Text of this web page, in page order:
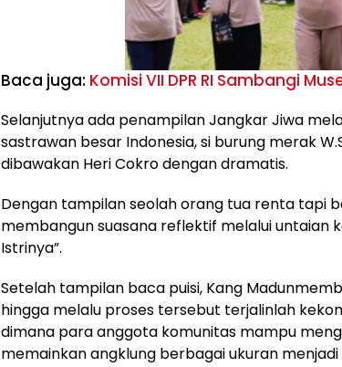
Baca juga: Komisi VII DPR RI Sambangi
Selanjutnya ada penampilan Jangkar Jiwa
sastrawan besar Indonesia, si burung merak
dibawakan Heri Cokro dengan dramatis.
Dengan tampilan seolah orang tua renta tapi
membangun suasana reflektif melalui untaian
Istrinya”.
Setelah tampilan baca puisi, Kang
hingga melalu proses tersebut terjalinlah
dimana para anggota komunitas mampu
memainkan angklung berbagai ukuran